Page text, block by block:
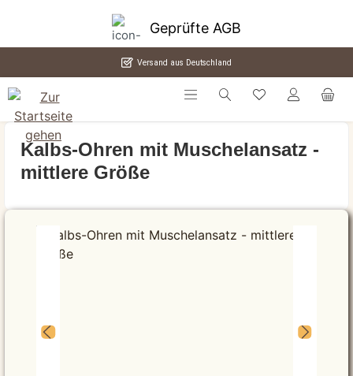
Geprüfte AGB
Versand aus Deutschland
Kalbs-Ohren mit Muschelansatz -
mittlere Größe
Bildergalerie überspringen